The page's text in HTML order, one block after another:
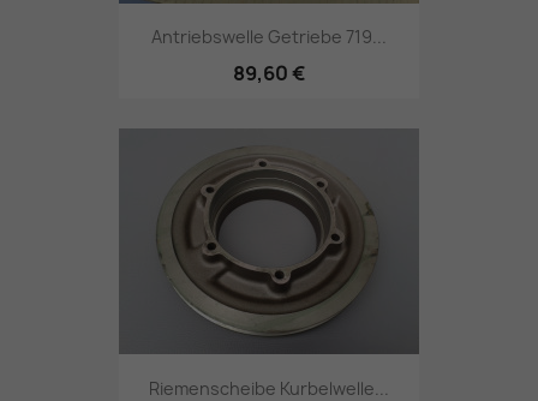
Antriebswelle Getriebe 719...
89,60 €
Riemenscheibe Kurbelwelle...